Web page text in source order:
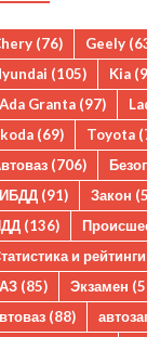
(76) Geely
(105) Kia
Granta (97)
(69) Toyota
(706)
(91) Закон
(136)
и рейтинги
(85) Экзамен
(88)